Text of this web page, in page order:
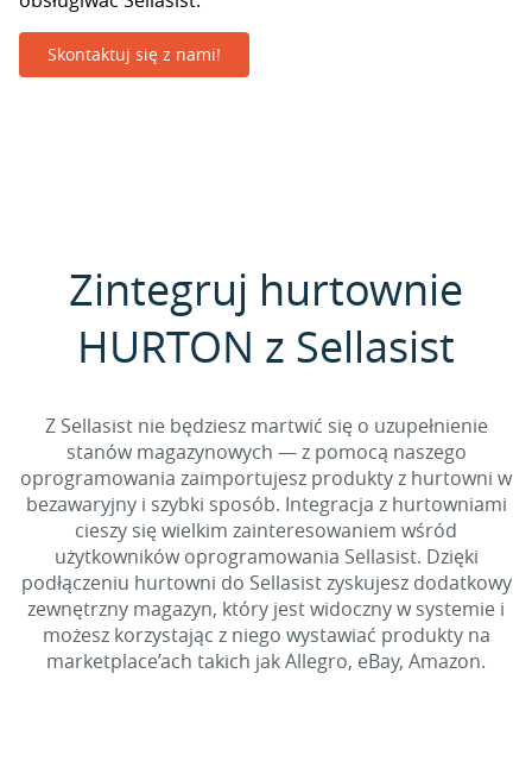
Skontaktuj się z nami!
Zintegruj hurtownie
HURTON z Sellasist
Z Sellasist nie będziesz martwić się o uzupełnienie
stanów magazynowych — z pomocą naszego
oprogramowania zaimportujesz produkty z hurtowni w
bezawaryjny i szybki sposób. Integracja z hurtowniami
cieszy się wielkim zainteresowaniem wśród
użytkowników oprogramowania Sellasist. Dzięki
podłączeniu hurtowni do Sellasist zyskujesz dodatkowy
zewnętrzny magazyn, który jest widoczny w systemie i
możesz korzystając z niego wystawiać produkty na
marketplace’ach takich jak Allegro, eBay, Amazon.